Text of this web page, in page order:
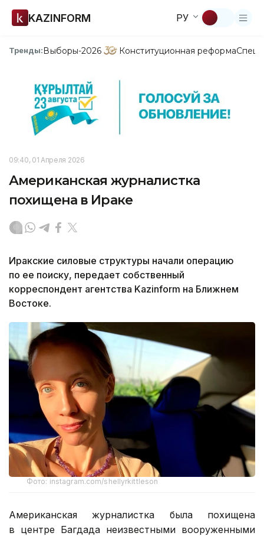
KAZINFORM РУ
Тренды:Выборы-2026 Конституционная реформа
09:40, 01 Апреля 2026
Американская журналистка
похищена в Ираке
Иракские силовые структуры начали операцию
по ее поиску, передает собственный
корреспондент агентства Kazinform на Ближнем
Востоке.
Фото: instagram.com/shellyrkittleson
Американская журналистка была похищена
в центре Багдада неизвестными вооруженными